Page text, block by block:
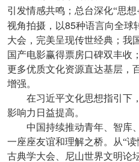
引发情感共鸣；总台深化“思想
视角拍摄，以85种语言向全球
大会，完美呈现传世经典；我
国产电影赢得票房口碑双丰收
更多优质文化资源直达基层，
增强。
在习近平文化思想指引下
影响力日益提高。
中国持续推动青年、智库
一座座友谊和理解之桥。从“
古典学大会、尼山世界文明